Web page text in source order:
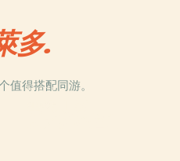
多.
得搭配同游。
PLACE